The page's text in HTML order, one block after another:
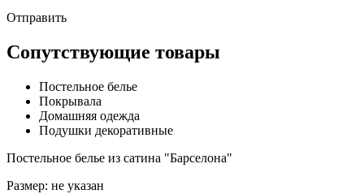
Отправить
Сопутствующие товары
Постельное белье
Покрывала
Домашняя одежда
Подушки декоративные
Постельное белье из сатина "Барселона"
Размер: не указан